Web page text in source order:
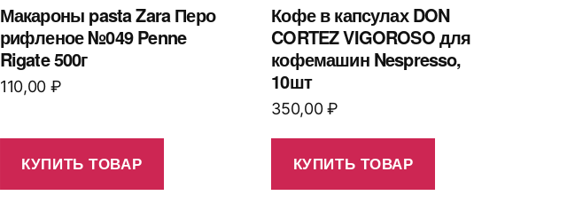
Макароны pasta Zara Перо
рифленое №049 Penne
Rigate 500г
110,00 ₽
КУПИТЬ ТОВАР
Кофе в капсулах DON
CORTEZ VIGOROSO для
кофемашин Nespresso,
10шт
350,00₽
КУПИТЬ ТОВАР